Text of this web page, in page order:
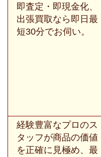
即査定・即現金化、
出張買取なら即日最
短30分でお伺い。
経験豊富なプロのス
タッフが商品の価値
を正確に見極め、最